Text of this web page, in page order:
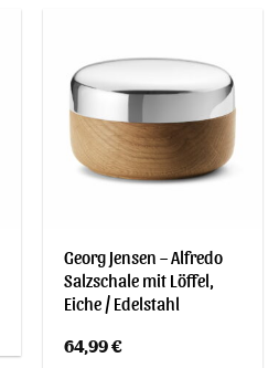
Georg Jensen – Alfredo
Salzschale mit Löffel,
Eiche / Edelstahl
64,99€